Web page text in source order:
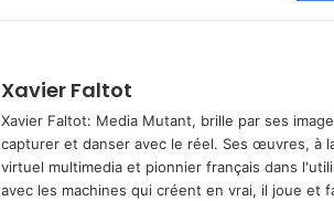
Xavier Faltot
Xavier Faltot: Media Mutant, brille par ses
capturer et danser avec le réel. Ses œuvres, à
virtuel multimedia et pionnier français dans
avec les machines qui créent en vrai, il joue et